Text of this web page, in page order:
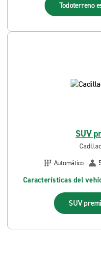
Todoterreno
SUV
Automático
Características del
SUV